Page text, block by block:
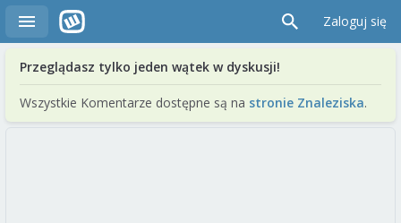
Zaloguj się
Przeglądasz tylko jeden wątek w dyskusji!
Wszystkie Komentarze dostępne są na stronie Znaleziska.